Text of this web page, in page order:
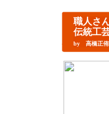
職人さ
伝統工
by 高橋正侑